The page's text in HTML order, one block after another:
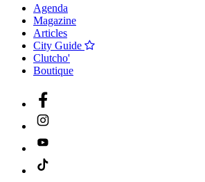
Agenda
Magazine
Articles
City Guide
Clutcho'
Boutique